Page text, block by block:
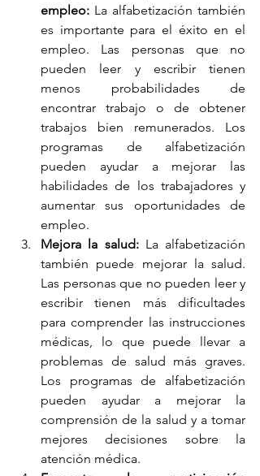
empleo: La alfabetización también
es importante para el éxito en el
empleo. Las personas que no
pueden leer y escribir tienen
menos probabilidades de
encontrar trabajo o de obtener
trabajos bien remunerados. Los
programas de alfabetización
pueden ayudar a mejorar las
habilidades de los trabajadores y
aumentar sus oportunidades de
empleo.
Mejora la salud: La alfabetización
también puede mejorar la salud.
Las personas que no pueden leer y
escribir tienen más dificultades
para comprender las instrucciones
médicas, lo que puede llevar a
problemas de salud más graves.
Los programas de alfabetización
pueden ayudar a mejorar la
comprensión de la salud y a tomar
mejores decisiones sobre la
atención médica.